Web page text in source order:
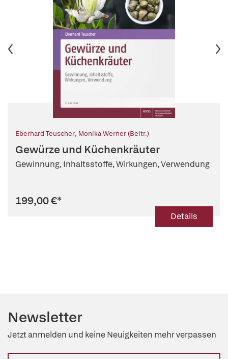
Eberhard Teuscher, Monika Werner (Beitr.)
Gewürze und Küchenkräuter
Gewinnung, Inhaltsstoffe, Wirkungen, Verwendung
199,00 €*
Details
Newsletter
Jetzt anmelden und keine Neuigkeiten mehr verpassen